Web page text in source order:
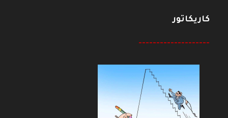
كاريكاتور
--------------------